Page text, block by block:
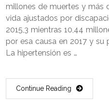
millones de muertes y más
vida ajustados por
2015,3 mientras 10,44
por esa causa en 2017 y su
La hipertensión es …
Continue Reading